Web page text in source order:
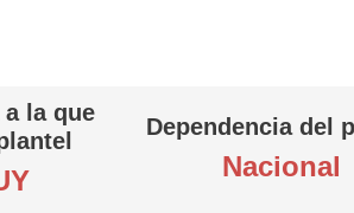
la que
Dependencia del
Nacional